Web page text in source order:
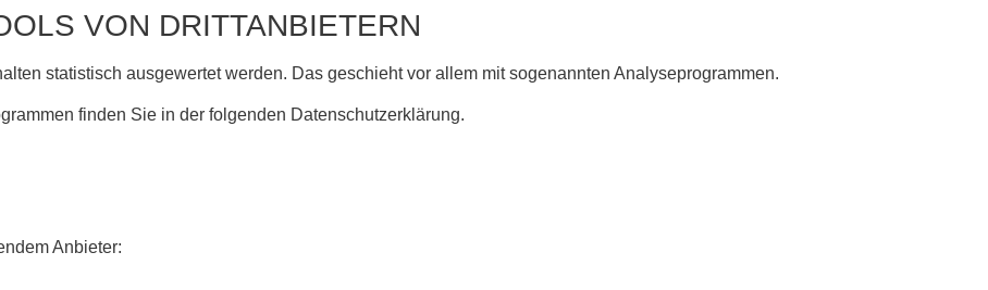
VON DRITT­ANBIETERN
statistisch ausgewertet werden. Das geschieht vor allem mit sogenannten Analyseprogrammen.
finden Sie in der folgenden Datenschutzerklärung.
Anbieter: